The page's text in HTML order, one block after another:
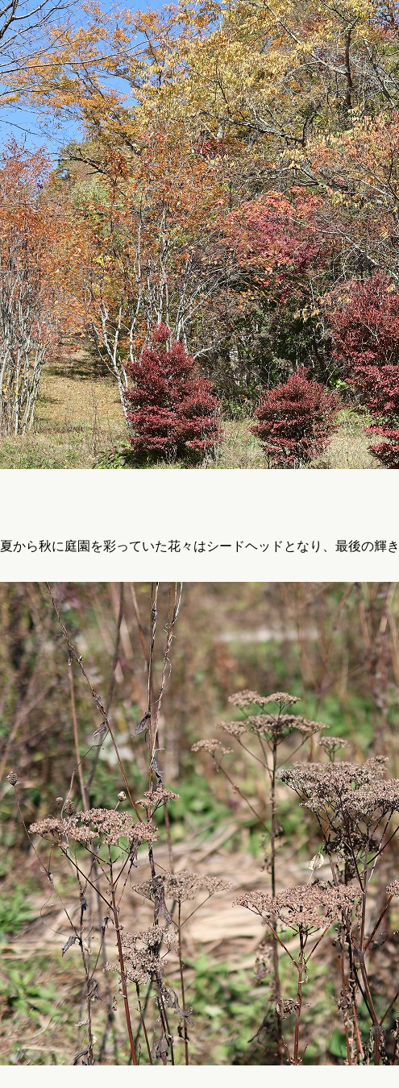
夏から秋に庭園を彩っていた花々はシードヘッドとなり、最後の輝き